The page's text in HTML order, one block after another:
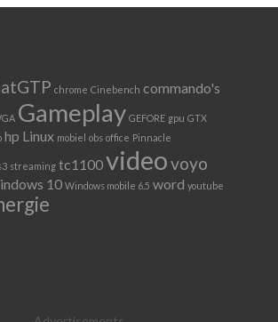
chrome Cinebench commando's
Gameplay GEFORE gpu GTX
hp Linux mobiel obs office Pinnacle
streaming tc1100videovoyo
10 Windows mobile 6.5 word youtube